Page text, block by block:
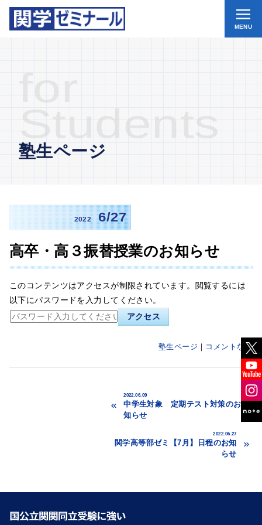
MENU
for
Students
塾生ページ
2022 6/27
高卒・高３振替授業のお知らせ
このコンテンツはアクセスが制限されています。閲覧するには
以下にパスワードを入力してください。
塾生ページ コメントなし
2022.06.09
中学生対象 定期テスト対策のお
知らせ
2022.06.27
関学高等部ゼミ【7月】日程のお知
らせ